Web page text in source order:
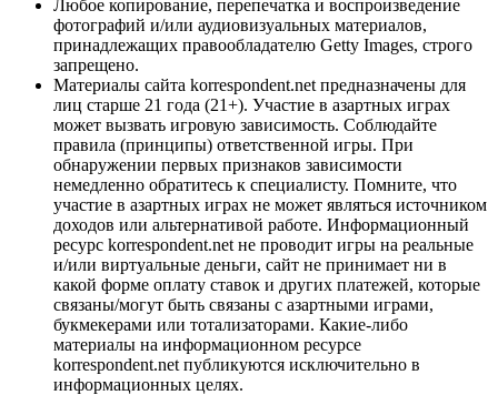
Любое копирование, перепечатка и воспроизведение
фотографий и/или аудиовизуальных материалов,
принадлежащих правообладателю Getty Images, строго
запрещено.
Материалы сайта korrespondent.net предназначены для
лиц старше 21 года (21+). Участие в азартных играх
может вызвать игровую зависимость. Соблюдайте
правила (принципы) ответственной игры. При
обнаружении первых признаков зависимости
немедленно обратитесь к специалисту. Помните, что
участие в азартных играх не может являться источником
доходов или альтернативой работе. Информационный
ресурс korrespondent.net не проводит игры на реальные
и/или виртуальные деньги, сайт не принимает ни в
какой форме оплату ставок и других платежей, которые
связаны/могут быть связаны с азартными играми,
букмекерами или тотализаторами. Какие-либо
материалы на информационном ресурсе
korrespondent.net публикуются исключительно в
информационных целях.